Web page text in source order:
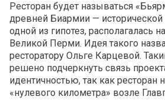
Ресторан будет называться
древней Биармии — исторической
одной из гипотез, располагалась
Великой Перми. Идея такого
ресторатору Ольге Карцевой.
решено подчеркнуть связь
идентичностью, так как ресторан
«нулевого километра» возле